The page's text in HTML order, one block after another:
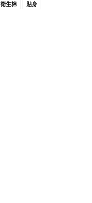
衛生棉 貼身